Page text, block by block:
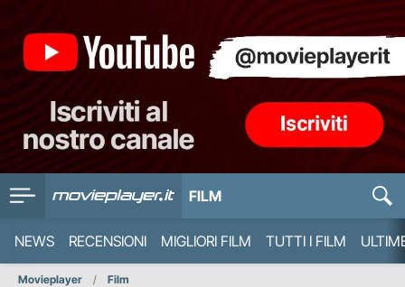
FILM
NEWS RECENSIONI MIGLIORI FILM TUTTI I FILM
Movieplayer Film